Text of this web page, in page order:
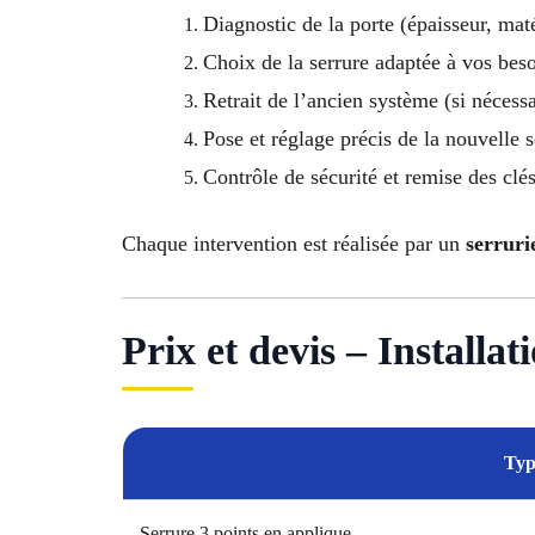
Diagnostic de la porte (épaisseur,
Choix de la serrure adaptée à vos
Retrait de l’ancien système (si
Pose et réglage précis de la nouvelle
Contrôle de sécurité et remise des clés
Chaque intervention est réalisée par un
Prix et devis –